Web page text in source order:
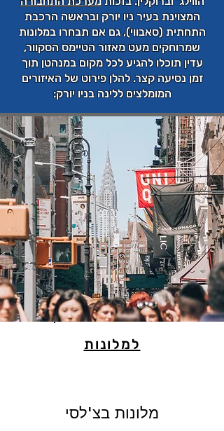
המצוינת בעיר ניו יורק ובראשה הרכבת
התחתית (סאבווי), גם אם תבחרו במלונות
שמרוחקים מעט מאזור הטיימס הסקוור,
עדין תוכלו להגיע לכל מקום במנהטן תוך
זמן נסיעה קצר. להלן פירוט של האיזורים
המומלצים ללינה בניו יורק:
למלונות
מלונות בצ'לסי